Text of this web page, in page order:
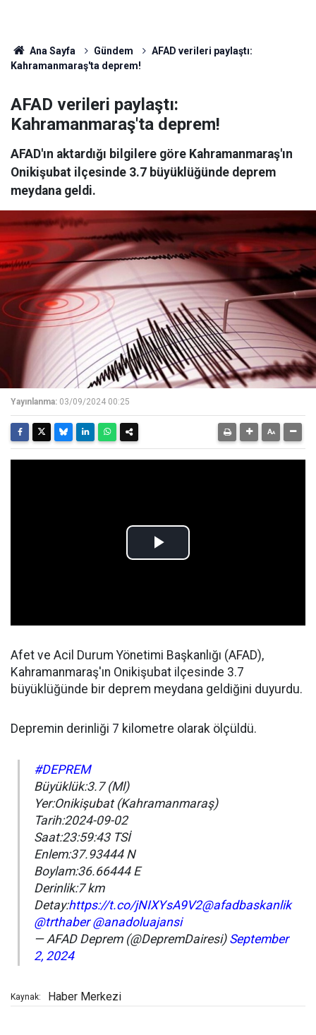
Ana Sayfa Gündem
AFAD verileri paylaştı:
Kahramanmaraş'ta deprem!
AFAD verileri paylaştı:
Kahramanmaraş'ta deprem!
AFAD'ın aktardığı bilgilere göre Kahramanmaraş'ın
Onikişubat ilçesinde 3.7 büyüklüğünde deprem
meydana geldi.
Yayınlanma: 03/09/2024 00:25
Afet ve Acil Durum Yönetimi Başkanlığı (AFAD),
Kahramanmaraş'ın Onikişubat ilçesinde 3.7
büyüklüğünde bir deprem meydana geldiğini duyurdu.
Depremin derinliği 7 kilometre olarak ölçüldü.
#DEPREM
Büyüklük:3.7 (Ml)
Yer:Onikişubat (Kahramanmaraş)
Tarih:2024-09-02
Saat:23:59:43 TSİ
Enlem:37.93444 N
Boylam:36.66444 E
Derinlik:7 km
Detay:https://t.co/jNIXYsA9V2@afadbaskanlik
@trthaber @anadoluajansi
— AFAD Deprem (@DepremDairesi) September
2, 2024
Kaynak: Haber Merkezi